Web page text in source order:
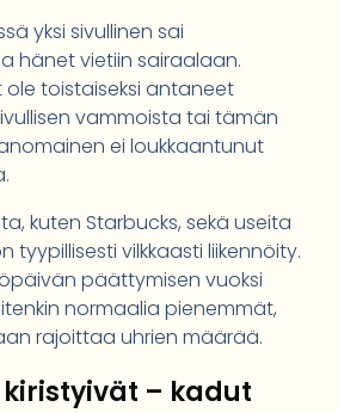
yksi sivullinen sai
hänet vietiin sairaalaan.
toistaiseksi antaneet
vammoista tai tämän
ei loukkaantunut
kuten Starbucks, sekä useita
tyypillisesti vilkkaasti liikennöity.
päättymisen vuoksi
normaalia pienemmät,
rajoittaa uhrien määrää.
– kadut